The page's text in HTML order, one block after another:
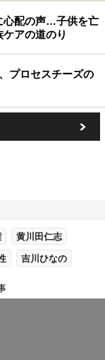
心配の声…子供を亡
アの道のり
プロセスチーズの
黄川田仁志
吉川ひなの